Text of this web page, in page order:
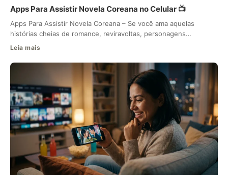
Apps Para Assistir Novela Coreana no Celular 📺
Apps Para Assistir Novela Coreana – Se você ama aquelas
histórias cheias de romance, reviravoltas, personagens…
Leia mais